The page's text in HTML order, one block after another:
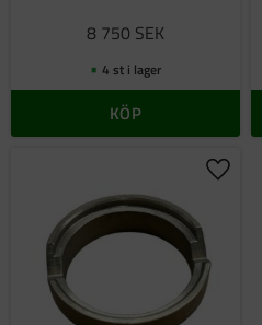
8 750 SEK
4 st i lager
KÖP
Lägg